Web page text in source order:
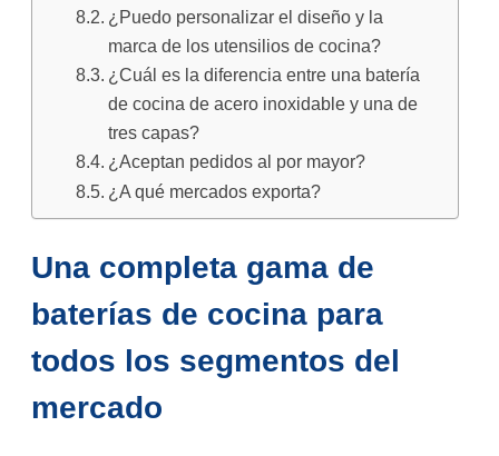
¿Puedo personalizar el diseño y la
marca de los utensilios de cocina?
¿Cuál es la diferencia entre una batería
de cocina de acero inoxidable y una de
tres capas?
¿Aceptan pedidos al por mayor?
¿A qué mercados exporta?
Una completa gama de
baterías de cocina para
todos los segmentos del
mercado